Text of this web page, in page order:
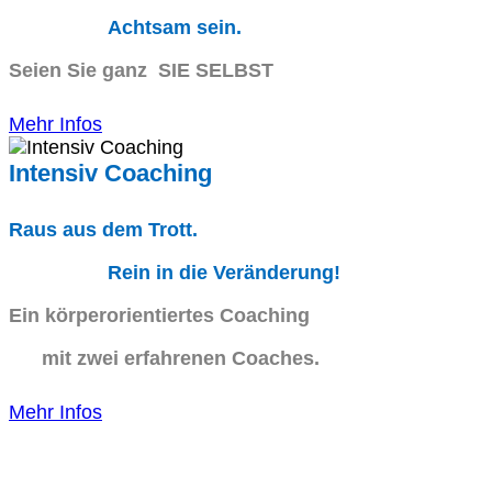
Achtsam sein.
Seien Sie ganz SIE SELBST
Mehr Infos
Intensiv Coaching
Raus aus dem Trott.
Rein in die Veränderung!
Ein körperorientiertes Coaching
mit zwei erfahrenen Coaches.
Mehr Infos